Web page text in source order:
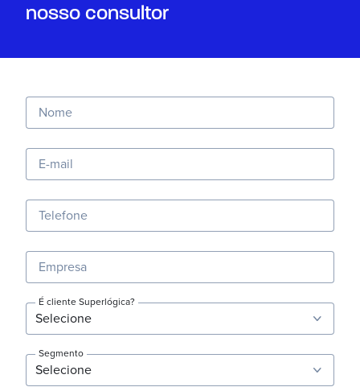
nosso consultor
Nome
E-mail
Telefone
Empresa
É cliente Superlógica?
Segmento